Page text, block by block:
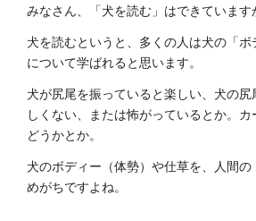
みなさん、「犬を読む」はできています
犬を読むというと、多くの人は犬の「ボ
について学ばれると思います。
犬が尻尾を振っていると楽しい、犬の
しくない、または怖がっているとか。
どうかとか。
犬のボディー（体勢）や仕草を、人間
めがちですよね。